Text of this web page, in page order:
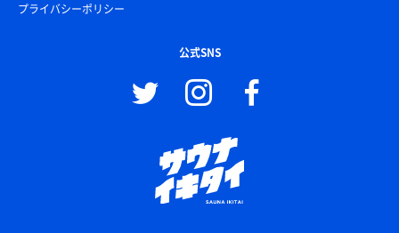
プライバシーポリシー
公式SNS